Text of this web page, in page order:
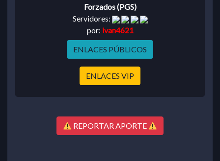
Forzados (PGS)
Servidores:
por: ivan4621
ENLACES PÚBLICOS
ENLACES VIP
REPORTAR APORTE